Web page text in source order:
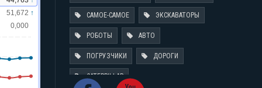
САМОЕ-САМОЕ ЭКСКАВАТОРЫ
РОБОТЫ АВТО
ПОГРУЗЧИКИ ДОРОГИ
CATERPILLAR